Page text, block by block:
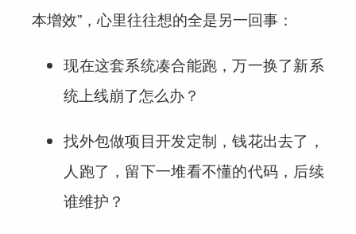
本增效”，心里往往想的全是另一回事：
现在这套系统凑合能跑，万一换了新系
统上线崩了怎么办？
找外包做项目开发定制，钱花出去了，
人跑了，留下一堆看不懂的代码，后续
谁维护？